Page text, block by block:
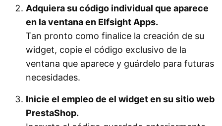
Adquiera su código individual que aparece
en la ventana en Elfsight Apps.
Tan pronto como finalice la creación de su
widget, copie el código exclusivo de la
ventana que aparece y guárdelo para futuras
necesidades.
Inicie el empleo de el widget en su sitio web
PrestaShop.